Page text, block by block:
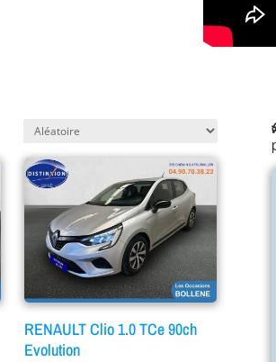
RENAULT Clio 1.0 TCe 90ch
Evolution